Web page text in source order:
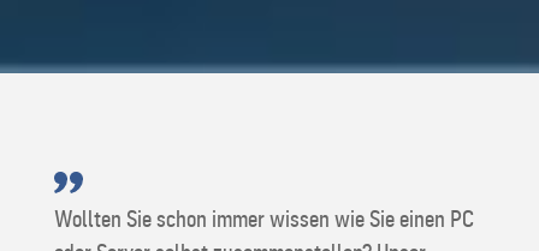
Wollten Sie schon immer wissen wie Sie einen PC